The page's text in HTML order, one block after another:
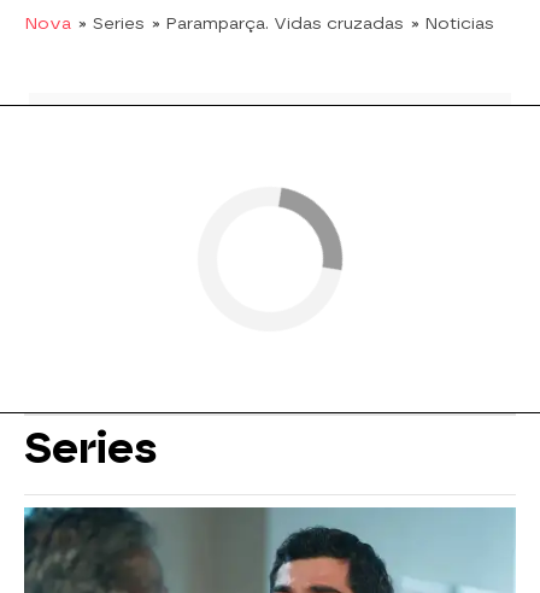
Nova » Series » Paramparça. Vidas cruzadas » Noticias
Series